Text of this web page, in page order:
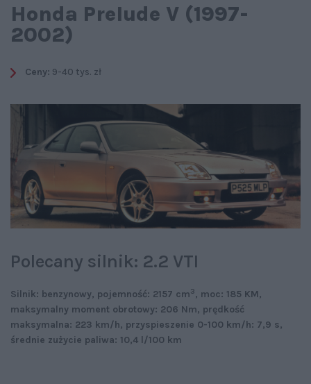
Honda Prelude V (1997-
2002)
Ceny: 9-40 tys. zł
Polecany silnik: 2.2 VTI
Silnik: benzynowy, pojemność: 2157 cm3, moc: 185 KM,
maksymalny moment obrotowy: 206 Nm, prędkość
maksymalna: 223 km/h, przyspieszenie 0-100 km/h: 7,9 s,
średnie zużycie paliwa: 10,4 l/100 km